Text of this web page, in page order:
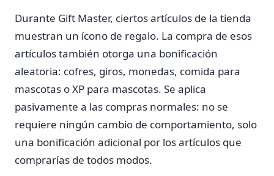
Durante Gift Master, ciertos artículos de la tienda
muestran un ícono de regalo. La compra de esos
artículos también otorga una bonificación
aleatoria: cofres, giros, monedas, comida para
mascotas o XP para mascotas. Se aplica
pasivamente a las compras normales: no se
requiere ningún cambio de comportamiento, solo
una bonificación adicional por los artículos que
comprarías de todos modos.